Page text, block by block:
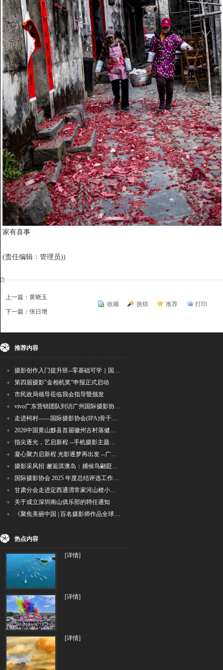
家有喜事
(责任编辑：管理员))
上一篇：黄晓玉
下一篇：张日增
收藏 挑错 推荐 打印
推荐内容
摄影创作入门提升班--零基础可学｜国际评委授课｜手机·相机均可｜AI工具｜摄影比赛指
第四届摄影"金相机奖"申报正式启动
市民政局领导莅临我会指导暨颁发
vivo广东营销团队到访广州国际摄影协会 共商合作事宜
走进柯村——国际摄影协会(IPA)骨干采风安徽行之6
2026中国黄山黟县首届徽州古村落健康跑圆满举行
指尖逐光，艺启新程 --手机摄影主题讲座在市老年干部大学圆满落幕
凝心聚力启新程 光影逐梦再出发 --广州国际摄影协会2026年首次会长秘书长会议召开
摄影采风招·邂逅淇澳岛：捕候鸟翩跹，寻古村烟火，追海上霞光
国际摄影协会 2025 年度总结评选工作的通知
甘肃分会走进定西通渭常家河山楂小镇旅游景区开展"红果满枝迎丰岁·山楂小镇庆佳节"为主
关于成立深圳南山俱乐部的聘任通知
《聚焦美丽中国 | 百名摄影师作品全球巡回展》（晋中）开幕新闻通稿
热点内容
..[详情]
..[详情]
..[详情]